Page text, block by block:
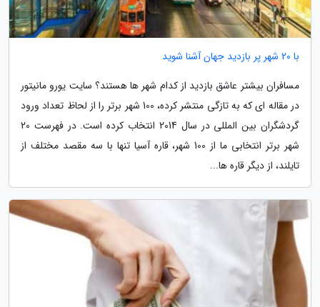
با 20 شهر پر بازدید جهان آشنا شوید
مسافران بیشتر عاشق بازدید از کدام شهر ها هستند؟ سایت یورو مانیتور
در مقاله ای که به تازگی منتشر کرده، 100 شهر برتر را از لحاظ تعداد ورود
گردشگران بین المللی در سال 2014 انتخاب کرده است. در فهرست 20
شهر برتر انتخابی ما از 100 شهر، قاره آسیا تنها با سه مقصد مختلف از
تایلند، از دیگر قاره ها...